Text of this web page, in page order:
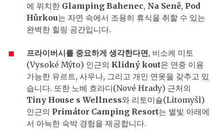
에 위치한 Glamping Bahenec, Na Seně, Pod
Hůrkou는 자연 속에서 조용히 휴식을 취할 수 있는
완벽한 힐링 공간입니다.
프라이버시를 중요하게 생각한다면, 비소케 미토
(Vysoké Mýto) 인근의 Klidný kout은 연중 이용
가능한 유르트, 사우나, 그리고 개인 연못을 갖추고 있
습니다. 또한 노베 흐라디(Nové Hrady) 근처의
Tiny House s Wellness와 리토미슐(Litomyšl)
인근의 Primátor Camping Resort는 별빛 아래에
서 아늑한 숙박 경험을 제공합니다.